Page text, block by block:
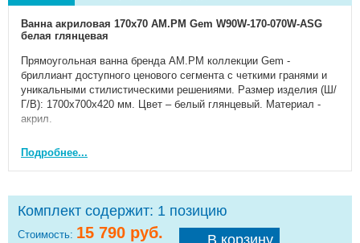
Ванна акриловая 170x70 AM.PM Gem W90W-170-070W-ASG
белая глянцевая
Прямоугольная ванна бренда AM.PM коллекции Gem -
бриллиант доступного ценового сегмента с четкими гранями и
уникальными стилистическими решениями. Размер изделия (Ш/
Г/В): 1700x700x420 мм. Цвет – белый глянцевый. Материал -
акрил.
Включите в корзину покупок каркас для ванны 170 AM.PM Gem
W93A-170-070W-R (установка ванны без каркаса не допускается
производителем). Вы можете добавить в заказ фронтальную
под ванной, и слив-перелив AM.PM W90A-000-OFI.
Допуск на отклонение фактического размера акриловых
Подробнее...
Комплект содержит: 1 позицию
Стоимость: 15 790 руб. В корзину